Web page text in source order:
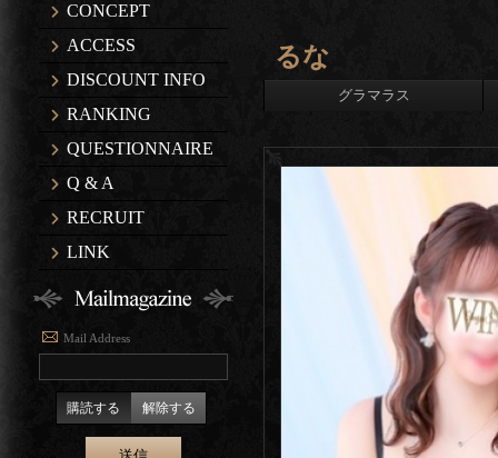
CONCEPT
ACCESS
DISCOUNT INFO
RANKING
QUESTIONNAIRE
Q & A
RECRUIT
LINK
Mail Address
購読する 解除する
るな
グラマラス